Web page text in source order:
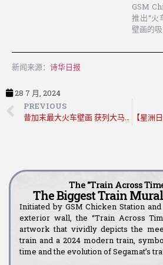
GSM
推出“火
壁画的吸
新闻来源： 诗华日报
28 7 月, 2024
PREVIOUS
昔加末最大火车壁画 获列大马纪录大全
The "Train Across
The Biggest Train
Initiated by GSM Chicken Station and
exterior wall, the “Train Across
artwork that vividly depicts the
train and a 2024 modern train,
time and the evolution of Segamat’s